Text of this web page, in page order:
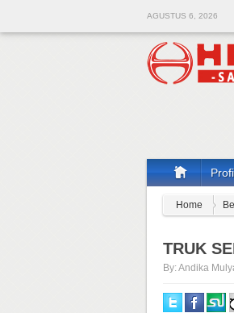
AGUSTUS 6, 2026
Home
TRUK
By:Andika